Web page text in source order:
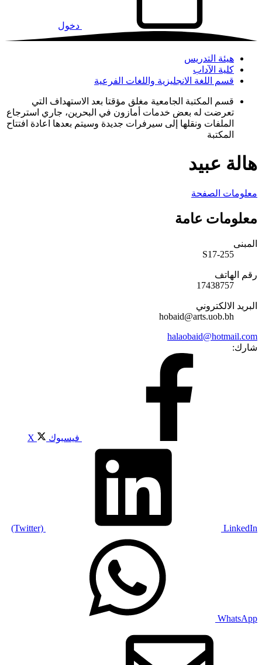
دخول
هيئة التدريس
كلية الآداب
قسم اللغة الانجليزية واللغات الفرعية
قسم المكتبة الجامعية مغلق مؤقتا بعد الاستهداف التي
تعرضت له بعض خدمات أمازون في البحرين، جاري استرجاع
الملفات ونقلها إلى سيرفرات جديدة وسيتم بعدها اعادة افتتاح
المكتبة
هالة عبيد
معلومات الصفحة
معلومات عامة
المبنى
S17-255
رقم الهاتف
17438757
البريد الالكتروني
hobaid@arts.uob.bh
halaobaid@hotmail.com
شارك:
فيسبوك X
(Twitter) LinkedIn
WhatsApp